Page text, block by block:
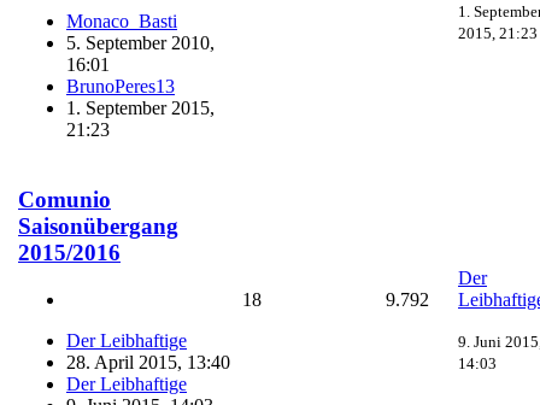
Monaco_Basti
5. September 2010,
16:01
BrunoPeres13
1. September 2015,
21:23
1.
2015, 21:23
Comunio
Saisonübergang
2015/2016
Der Leibhaftige
28. April 2015, 13:40
Der Leibhaftige
18 9.792
Der
9. Juni
14:03